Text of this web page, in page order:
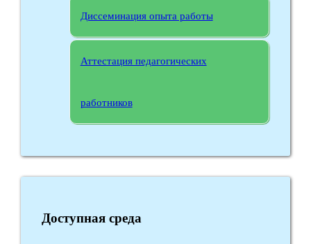
Диссеминация опыта работы
Аттестация педагогических
работников
Доступная среда